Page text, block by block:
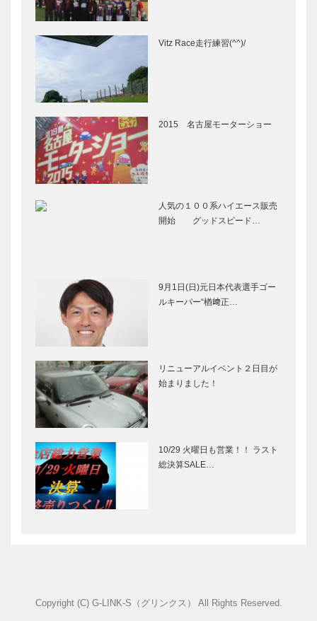
Vitz Race走行練習(^^)/
2015 名古屋モーターショー
人気の１００系ハイエース販売
開始 グッドスピード…
9月1日(日)元日本代表選手ゴー
ルキーパー“楢﨑正…
リニューアルイベント２日目が
始まりました！
10/29 火曜日も営業！！ ラスト
総決算SALE…
Copyright (C) G-LINK-S（グリンクス） All Rights Reserved.